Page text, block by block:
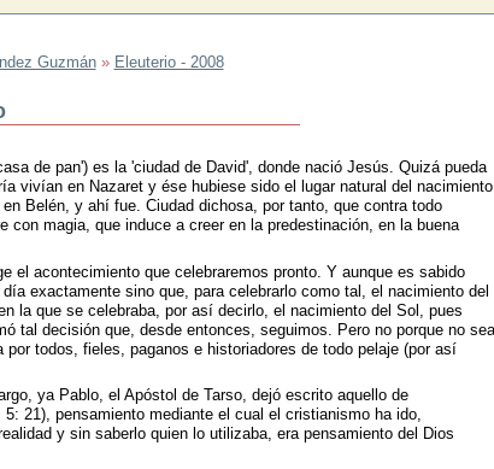
Guzmán» Eleuterio - 2008
de pan') es la 'ciudad de David', donde nació Jesús. Quizá pueda
vivían en Nazaret y ése hubiese sido el lugar natural del nacimiento
Belén, y ahí fue. Ciudad dichosa, por tanto, que contra todo
con magia, que induce a creer en la predestinación, en la buena
el acontecimiento que celebraremos pronto. Y aunque es sabido
exactamente sino que, para celebrarlo como tal, el nacimiento del
la que se celebraba, por así decirlo, el nacimiento del Sol, pues
tal decisión que, desde entonces, seguimos. Pero no porque no sea
todos, fieles, paganos e historiadores de todo pelaje (por así
ya Pablo, el Apóstol de Tarso, dejó escrito aquello de
21), pensamiento mediante el cual el cristianismo ha ido,
y sin saberlo quien lo utilizaba, era pensamiento del Dios